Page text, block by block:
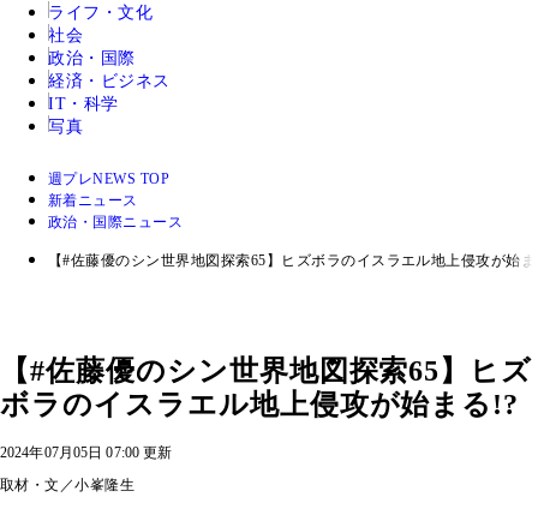
ライフ・文化
社会
政治・国際
経済・ビジネス
IT・科学
写真
週プレNEWS TOP
新着ニュース
政治・国際ニュース
【#佐藤優のシン世界地図探索65】ヒズボラのイスラエル地上侵攻が始
【#佐藤優のシン世界地図探索65】ヒズ
ボラのイスラエル地上侵攻が始まる!?
2024年07月05日 07:00 更新
取材・文／小峯隆生